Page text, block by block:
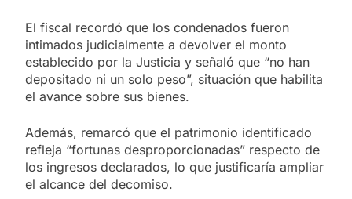
El fiscal recordó que los condenados fueron
intimados judicialmente a devolver el monto
establecido por la Justicia y señaló que “no han
depositado ni un solo peso”, situación que habilita
el avance sobre sus bienes.
Además, remarcó que el patrimonio identificado
refleja “fortunas desproporcionadas” respecto de
los ingresos declarados, lo que justificaría ampliar
el alcance del decomiso.